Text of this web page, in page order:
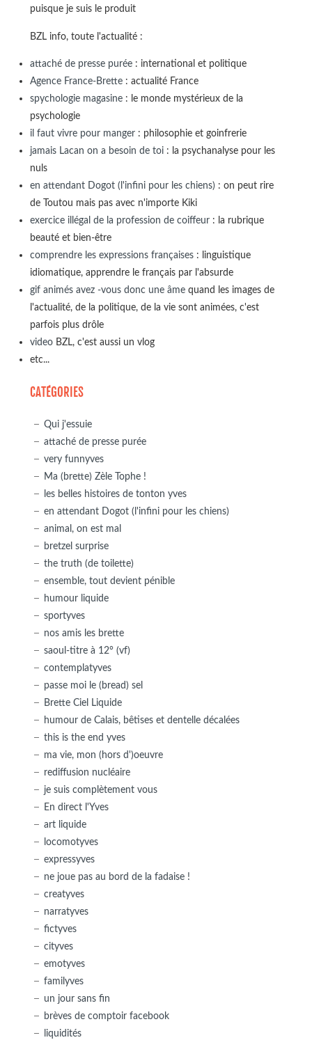
puisque je suis le produit
BZL info, toute l'actualité :
attaché de presse purée: international et politique
Agence France-Brette: actualité France
spychologie magasine: le monde mystérieux de la
psychologie
il faut vivre pour manger: philosophie et goinfrerie
jamais Lacan on a besoin de toi: la psychanalyse pour les
nuls
en attendant Dogot (l'infini pour les chiens): on peut rire
de Toutou mais pas avec n'importe Kiki
exercice illégal de la profession de coiffeur: la rubrique
beauté et bien-être
comprendre les expressions françaises: linguistique
idiomatique, apprendre le français par l'absurde
gif animés avez -vous donc une âmequand les images de
l'actualité, de la politique, de la vie sont animées, c'est
parfois plus drôle
videoBZL, c'est aussi un vlog
etc...
CATÉGORIES
Qui j'essuie
attaché de presse purée
very funnyves
Ma (brette) Zèle Tophe !
les belles histoires de tonton yves
en attendant Dogot (l'infini pour les chiens)
animal, on est mal
bretzel surprise
the truth (de toilette)
ensemble, tout devient pénible
humour liquide
sportyves
nos amis les brette
saoul-titre à 12° (vf)
contemplatyves
passe moi le (bread) sel
Brette Ciel Liquide
humour de Calais, bêtises et dentelle décalées
this is the end yves
ma vie, mon (hors d')oeuvre
rediffusion nucléaire
je suis complètement vous
En direct l'Yves
art liquide
locomotyves
expressyves
ne joue pas au bord de la fadaise !
creatyves
narratyves
fictyves
cityves
emotyves
familyves
un jour sans fin
brèves de comptoir facebook
liquidités